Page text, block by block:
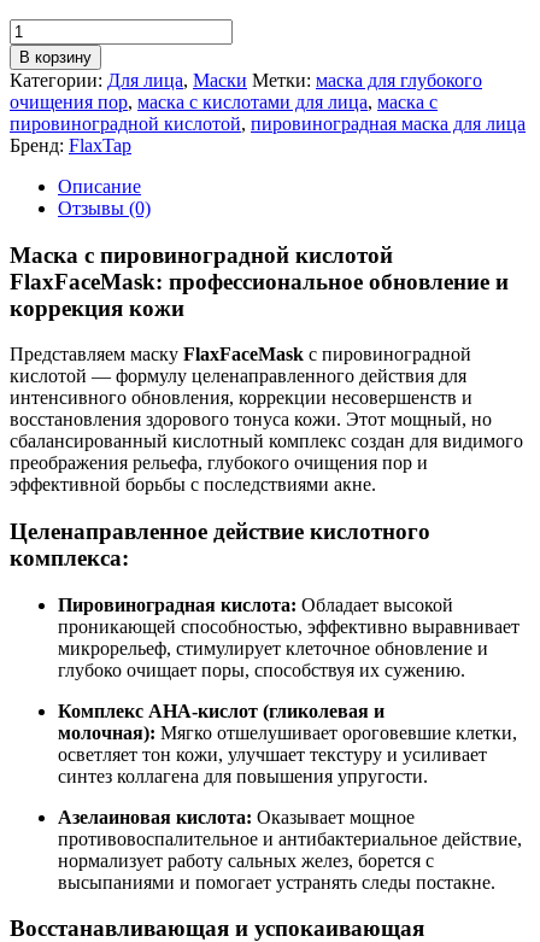
Количество
товара
Маска
с
пировиноградной
кислотой
FlaxFaceMask
В корзину
Категории: Для лица, Маски Метки: маска для глубокого
очищения пор, маска с кислотами для лица, маска с
пировиноградной кислотой, пировиноградная маска для лица
Бренд: FlaxTap
Описание
Отзывы (0)
Маска с пировиноградной кислотой
FlaxFaceMask: профессиональное обновление и
коррекция кожи
Представляем маску FlaxFaceMask с пировиноградной
кислотой — формулу целенаправленного действия для
интенсивного обновления, коррекции несовершенств и
восстановления здорового тонуса кожи. Этот мощный, но
сбалансированный кислотный комплекс создан для видимого
преображения рельефа, глубокого очищения пор и
эффективной борьбы с последствиями акне.
Целенаправленное действие кислотного
комплекса:
Пировиноградная кислота: Обладает высокой
проникающей способностью, эффективно выравнивает
микрорельеф, стимулирует клеточное обновление и
глубоко очищает поры, способствуя их сужению.
Комплекс AHA-кислот (гликолевая и
молочная): Мягко отшелушивает ороговевшие клетки,
осветляет тон кожи, улучшает текстуру и усиливает
синтез коллагена для повышения упругости.
Азелаиновая кислота: Оказывает мощное
противовоспалительное и антибактериальное действие,
нормализует работу сальных желез, борется с
высыпаниями и помогает устранять следы постакне.
Восстанавливающая и успокаивающая